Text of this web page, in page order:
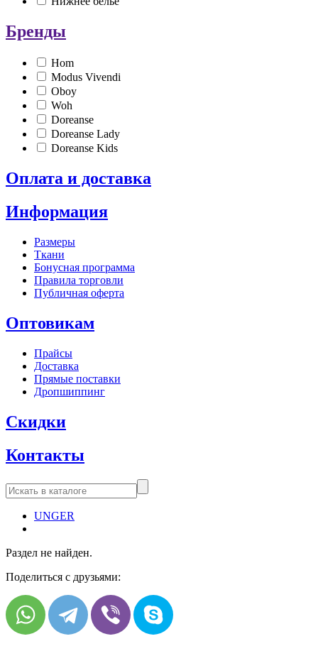
Бренды
Hom
Modus Vivendi
Oboy
Woh
Doreanse
Doreanse Lady
Doreanse Kids
Оплата и доставка
Информация
Размеры
Ткани
Бонусная программа
Правила торговли
Публичная оферта
Оптовикам
Прайсы
Доставка
Прямые поставки
Дропшиппинг
Скидки
Контакты
UNGER
Раздел не найден.
Поделиться с друзьями: